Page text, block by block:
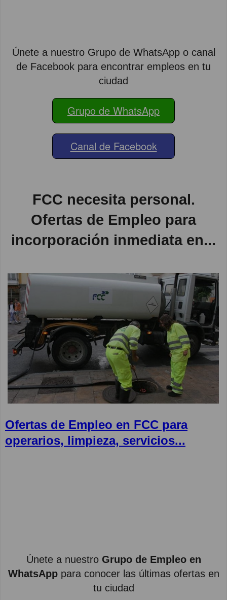
Únete a nuestro Grupo de WhatsApp o canal
de Facebook para encontrar empleos en tu
ciudad
Grupo de WhatsApp
Canal de Facebook
FCC necesita personal.
Ofertas de Empleo para
incorporación inmediata en...
Ofertas de Empleo en FCC para
operarios, limpieza, servicios...
Únete a nuestro Grupo de Empleo en
WhatsApppara conocer las últimas ofertas en
tu ciudad